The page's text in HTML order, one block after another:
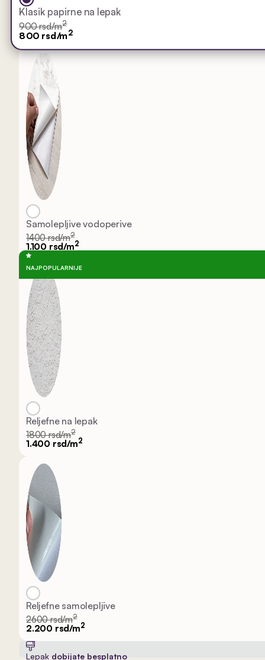
Klasik papirne na lepak
900 rsd/m2
800 rsd/m2
Samolepljive vodoperive
1400 rsd/m2
1.100 rsd/m2
NAJPOPULARNIJE
Reljefne na lepak
1800 rsd/m2
1.400 rsd/m2
Reljefne samolepljive
2600 rsd/m2
2.200 rsd/m2
Lepak dobijate besplatno